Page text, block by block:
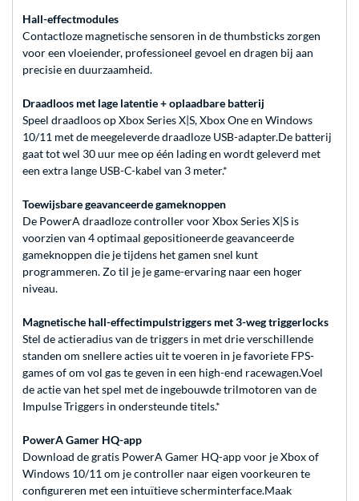
Hall-effectmodules
Contactloze magnetische sensoren in de thumbsticks zorgen
voor een vloeiender, professioneel gevoel en dragen bij aan
precisie en duurzaamheid.
Draadloos met lage latentie + oplaadbare batterij
Speel draadloos op Xbox Series X|S, Xbox One en Windows
10/11 met de meegeleverde draadloze USB-adapter.De batterij
gaat tot wel 30 uur mee op één lading en wordt geleverd met
een extra lange USB-C-kabel van 3 meter.*
Toewijsbare geavanceerde gameknoppen
De PowerA draadloze controller voor Xbox Series X|S is
voorzien van 4 optimaal gepositioneerde geavanceerde
gameknoppen die je tijdens het gamen snel kunt
programmeren. Zo til je je game-ervaring naar een hoger
niveau.
Magnetische hall-effectimpulstriggers met 3-weg triggerlocks
Stel de actieradius van de triggers in met drie verschillende
standen om snellere acties uit te voeren in je favoriete FPS-
games of om vol gas te geven in een high-end racewagen.Voel
de actie van het spel met de ingebouwde trilmotoren van de
Impulse Triggers in ondersteunde titels.*
PowerA Gamer HQ-app
Download de gratis PowerA Gamer HQ-app voor je Xbox of
Windows 10/11 om je controller naar eigen voorkeuren te
configureren met een intuïtieve scherminterface.Maak